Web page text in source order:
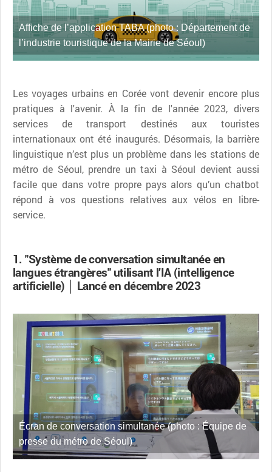
Affiche de l’application TABA (photo : Département de
l’industrie touristique de la Mairie de Séoul)
Les voyages urbains en Corée vont devenir encore plus
pratiques à l'avenir. À la fin de l'année 2023, divers
services de transport destinés aux touristes
internationaux ont été inaugurés. Désormais, la barrière
linguistique n’est plus un problème dans les stations de
métro de Séoul, prendre un taxi à Séoul devient aussi
facile que dans votre propre pays alors qu’un chatbot
répond à vos questions relatives aux vélos en libre-
service.
1. "Système de conversation simultanée en
langues étrangères" utilisant l’IA (intelligence
artificielle) │ Lancé en décembre 2023
Écran de conversation simultanée (photo : Équipe de
presse du métro de Séoul)